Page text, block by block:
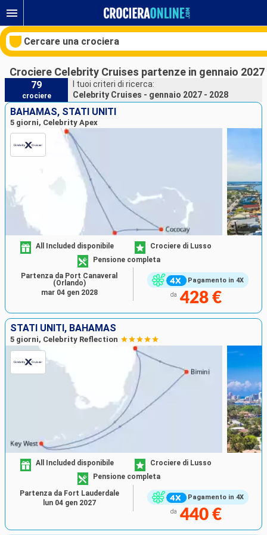
Cercare una crociera
Le nostre destinazioni
Mesi di partenza
Ricerca
Crociere Celebrity Cruises partenze in gennaio 2027
79
crociere
I tuoi criteri di ricerca:
Celebrity Cruises - gennaio 2027 - 2028
BAHAMAS, STATI UNITI
5 giorni, Celebrity Apex
Pagamento in 4X
All Included disponibile
Crociere di Lusso
Pensione completa
da 428 €
Partenza da Port Canaveral
(Orlando)
mar 04 gen 2028
STATI UNITI, BAHAMAS
5 giorni, Celebrity Reflection
Pagamento in 4X
All Included disponibile
Crociere di Lusso
Pensione completa
da 440 €
Partenza da Fort Lauderdale
lun 04 gen 2027